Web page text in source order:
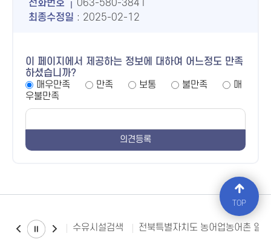
전화번호
063-580-3841
최종수정일 : 2025-02-12
이 페이지에서 제공하는 정보에 대하여 어느정도 만족
하셨습니까?
매우만족
만족 보통 불만족
매
우불만족
수유시설검색 전북특별자치도 농어업농어촌 일
TOP